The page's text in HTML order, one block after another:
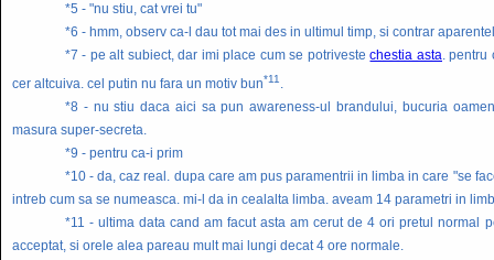
*5 - "nu stiu, cat vrei tu"
*6 - hmm, observ ca-l dau tot mai des in ultimul timp, si contrar
*7 - pe alt subiect, dar imi place cum se potrivestechestia asta. pentru
cer altcuiva. cel putin nu fara un motiv bun*11 .
*8 - nu stiu daca aici sa pun awareness-ul brandului, bucuria
masura super-secreta.
*9 - pentru ca-i prim
*10 - da, caz real. dupa care am pus paramentrii in limba in care "se
intreb cum sa se numeasca. mi-l da in cealalta limba. aveam 14 parametri in
*11 - ultima data cand am facut asta am cerut de 4 ori pretul normal
acceptat, si orele alea pareau mult mai lungi decat 4 ore normale.